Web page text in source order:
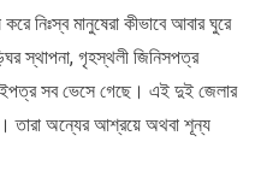
নিঃস্ব মানুষেরা কীভাবে আবার ঘুরে
স্থাপনা, গৃহস্থলী জিনিসপত্র
বইপত্র সব ভেসে গেছে। এই দুই জেলার
তারা অন্যের আশ্রয়ে অথবা শূন্য